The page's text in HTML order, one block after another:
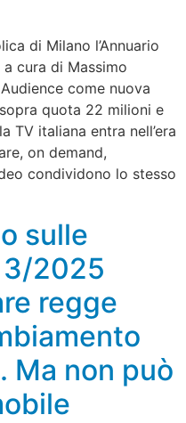
di Milano l’Annuario
cura di Massimo
come nuova
quota 22 milioni e
TV italiana entra nell’era
on demand,
condividono lo stesso
sulle
3/2025
regge
Ma non può